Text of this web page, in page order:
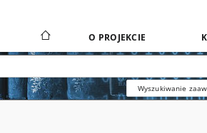
O PROJEKCIE
Wyszukiwanie